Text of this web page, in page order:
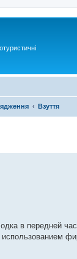
Взуття
в передней